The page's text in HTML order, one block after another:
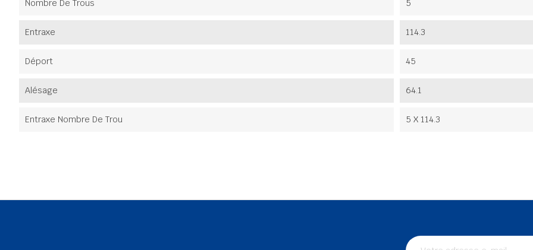
Nombre De Trous 5
Entraxe 114.3
Déport 45
Alésage 64.1
Entraxe Nombre De Trou 5 X 114.3